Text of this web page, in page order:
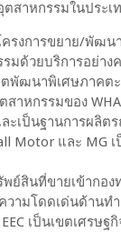
สาหกรรมในประเ
ครงการขยาย/พัฒ
มด้วยบริการอย่าง
พัฒนาพิเศษภาคตะ
าหกรรมของ
ะเป็นฐานการผลิต
Motor และ MG
ย์สินที่ขายเข้ากอง
วามโดดเด่นด้านท
EEC เป็นเขตเศร